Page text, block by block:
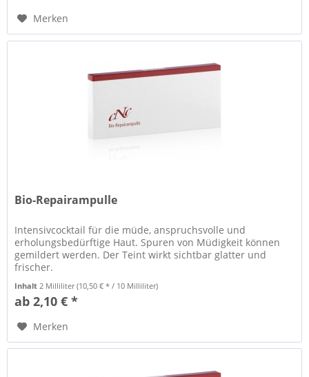
Merken
Bio-Repairampulle
Intensivcocktail für die müde, anspruchsvolle und
erholungsbedürftige Haut. Spuren von Müdigkeit können
gemildert werden. Der Teint wirkt sichtbar glatter und
frischer.
Inhalt 2 Milliliter(10,50 € * / 10 Milliliter)
ab 2,10 € *
Merken